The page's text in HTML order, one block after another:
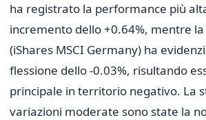
ha registrato la performance più
incremento dello +0.64%, mentre la
(iShares MSCI Germany) ha
flessione dello -0.03%, risultando
principale in territorio negativo. La
variazioni moderate sono state la